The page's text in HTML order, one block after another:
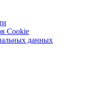
Cookie
данных